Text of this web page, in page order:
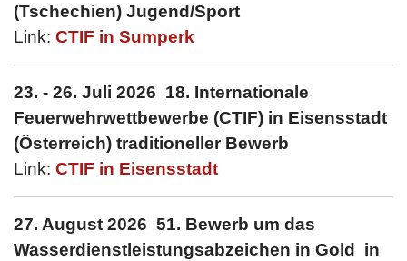
(Tschechien) Jugend/Sport
Link: CTIF in Sumperk
23. - 26. Juli 2026 18. Internationale
Feuerwehrwettbewerbe (CTIF) in Eisensstadt
(Österreich) traditioneller Bewerb
Link: CTIF in Eisensstadt
27. August 2026 51. Bewerb um das
Wasserdienstleistungsabzeichen in Gold in